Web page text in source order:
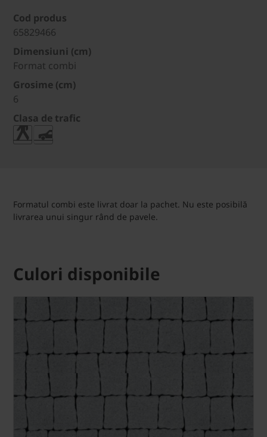
Cod produs
65829466
Dimensiuni (cm)
Format combi
Grosime (cm)
6
Clasa de trafic
Formatul combi este livrat doar la pachet. Nu este posibilă
livrarea unui singur rând de pavele.
Culori disponibile